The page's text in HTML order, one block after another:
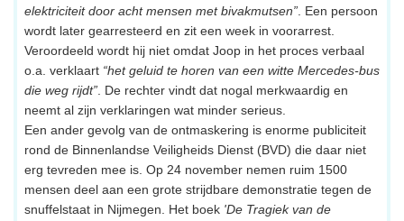
elektriciteit door acht mensen met bivakmutsen” . Een persoon
wordt later gearresteerd en zit een week in voorarrest.
Veroordeeld wordt hij niet omdat Joop in het proces verbaal
o.a. verklaart “het geluid te horen van een witte Mercedes-bus
die weg rijdt” . De rechter vindt dat nogal merkwaardig en
neemt al zijn verklaringen wat minder serieus.
Een ander gevolg van de ontmaskering is enorme publiciteit
rond de Binnenlandse Veiligheids Dienst (BVD) die daar niet
erg tevreden mee is. Op 24 november nemen ruim 1500
mensen deel aan een grote strijdbare demonstratie tegen de
snuffelstaat in Nijmegen. Het boek 'De Tragiek van de